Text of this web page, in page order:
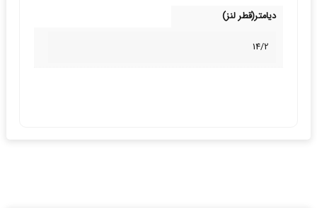
دیامتر(قطر لنز)
14/2